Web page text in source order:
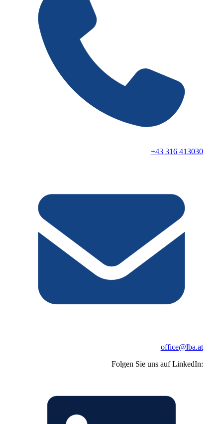
+43 316 413030
office@lba.at
Folgen Sie uns auf LinkedIn: